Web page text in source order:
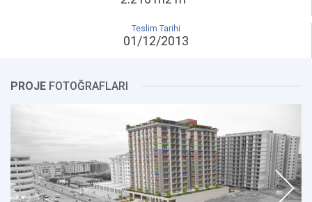
Teslim Tarihi
01/12/2013
PROJE FOTOĞRAFLARI